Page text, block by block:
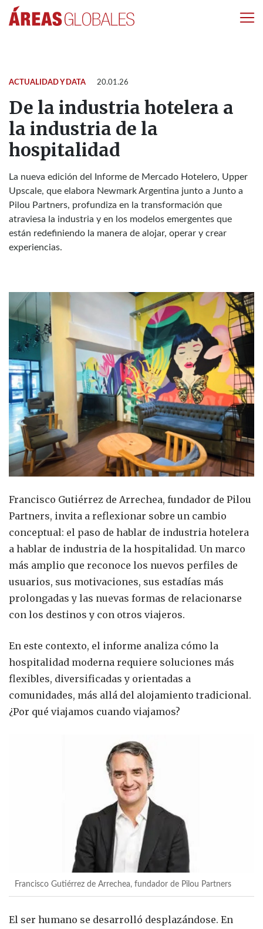
ACTUALIDAD Y DATA 20.01.26
De la industria hotelera a
la industria de la
hospitalidad
La nueva edición del Informe de Mercado Hotelero, Upper
Upscale, que elabora Newmark Argentina junto a Junto a
Pilou Partners, profundiza en la transformación que
atraviesa la industria y en los modelos emergentes que
están redefiniendo la manera de alojar, operar y crear
experiencias.
Francisco Gutiérrez de Arrechea, fundador de Pilou
Partners, invita a reflexionar sobre un cambio
conceptual: el paso de hablar de industria hotelera
a hablar de industria de la hospitalidad. Un marco
más amplio que reconoce los nuevos perfiles de
usuarios, sus motivaciones, sus estadías más
prolongadas y las nuevas formas de relacionarse
con los destinos y con otros viajeros.
En este contexto, el informe analiza cómo la
hospitalidad moderna requiere soluciones más
flexibles, diversificadas y orientadas a
comunidades, más allá del alojamiento tradicional.
¿Por qué viajamos cuando viajamos?
Francisco Gutiérrez de Arrechea, fundador de Pilou Partners
El ser humano se desarrolló desplazándose. En